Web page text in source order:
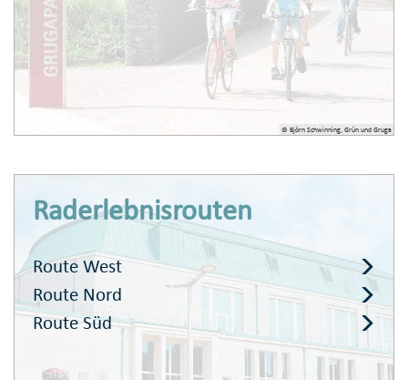
© Björn Schwinning, Grün und Gruga
Raderlebnisrouten
Route West
Route Nord
Route Süd